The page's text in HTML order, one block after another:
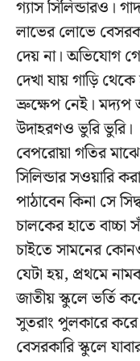
গ্যাস সিলিন্ডারও।
লাভের লোভে
দেয় না। অভিযোগ
দেখা যায় গাড়ি
ভ্রুক্ষেপ নেই।
উদাহরণও ভুরি ভুরি।
বেপরোয়া গতির
সিলিন্ডার সওয়ারি
পাঠাবেন কিনা সে
চালকের হাতে বাচ্চা
চাইতে সামনের
যেটা হয়, প্রথমে
জাতীয় স্কুলে ভর্তি
সুতরাং পুলকারে
বেসরকারি স্কুলে